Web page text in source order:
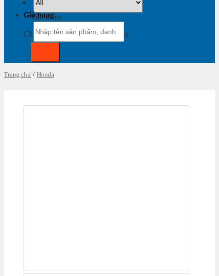
Giỏ hàng
Chưa có sản phẩm trong giỏ hàng.
Tìm kiếm:
Trang chủ / Honda